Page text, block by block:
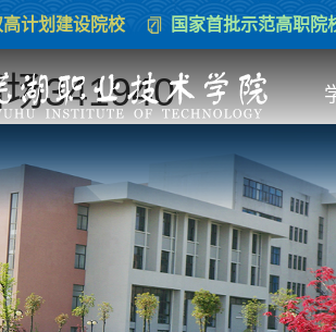
341940
高计划建设院校 国家首批示范高职院